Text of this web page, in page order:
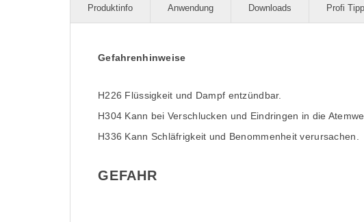
Produktinfo Anwendung Downloads Profi
Gefahrenhinweise
H226 Flüssigkeit und Dampf entzündbar.
H304 Kann bei Verschlucken und Eindringen in die
H336 Kann Schläfrigkeit und Benommenheit verursachen.
GEFAHR